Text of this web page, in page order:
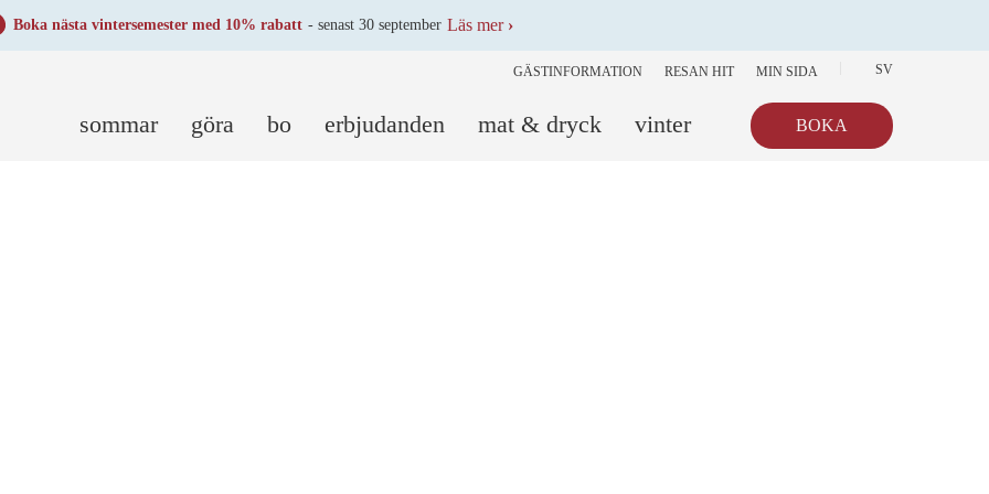
Boka nästa vintersemester med 10% rabatt - senast 30 september Läs mer ›
GÄSTINFORMATION RESAN HIT MIN SIDA SV
sommar göra bo erbjudanden mat & dryck vinter BOKA